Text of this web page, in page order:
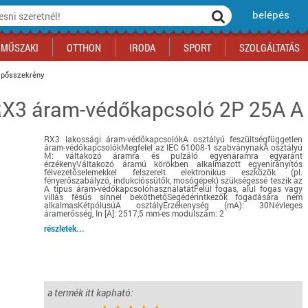
belépés
akciók
Sport akciók
Szolgáltatás akciók
MŰSZAKI OTTHON
Építkezés
Szerszám, barkács, alkatrész
Iskolakezdés, papír, írószer
Háziállatok
Bébi
Gyógyászati segédeszköz
Biztonságtechnika
Fűtés
Autó
Ingatlan
IRODA
Regisztrálj az oldalunkra INGYEN itt ››
SPORT
Fitneszközpont
Motor
SZOLGÁLTATÁS
parkolás
ital
áram-védőkapcsoló 2P 25A
RX3 lakossági áram-védőkapcsolókA osztályú feszültségfüggetlen
áram-védőkapcsolókMegfelel az IEC 61008-1 szabványnakA osztályú
M: váltakozó áramra és pulzáló egyenáramra egyaránt
érzékenyVáltakozó áramú körökben alkalmazott egyenirányítós
félvezetőselemekkel felszerelt elektronikus eszközök (pl.
fényerőszabályzó, indukcióssütők, mosógépek) szükségessé teszik az
A típus áram-védőkapcsolóhasználatátFelül fogas, alul fogas vagy
villás fésűs sínnel beköthetőSegédérintkezők fogadására nem
alkalmasKétpólusúA osztályÉrzékenység (mA): 30Névleges
áramerősség, In [A]: 2517,5 mm-es modulszám: 2
részletek...
a termék itt kapható: